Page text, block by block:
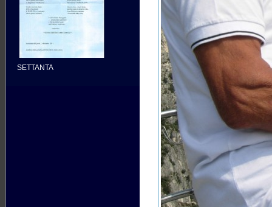
SETTANTA